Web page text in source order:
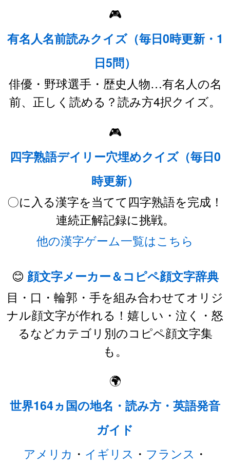
🎮
有名人名前読みクイズ（毎日0時更新・1
日5問）
俳優・野球選手・歴史人物…有名人の名
前、正しく読める？読み方4択クイズ。
🎮
四字熟語デイリー穴埋めクイズ（毎日0
時更新）
〇に入る漢字を当てて四字熟語を完成！
連続正解記録に挑戦。
他の漢字ゲーム一覧はこちら
😊 顔文字メーカー＆コピペ顔文字辞典
目・口・輪郭・手を組み合わせてオリジ
ナル顔文字が作れる！嬉しい・泣く・怒
るなどカテゴリ別のコピペ顔文字集
も。
🌍
世界164ヵ国の地名・読み方・英語発音
ガイド
アメリカ ・ イギリス ・ フランス ・